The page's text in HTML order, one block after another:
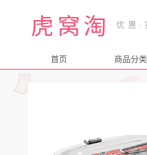
虎窝淘
首页 商品分类